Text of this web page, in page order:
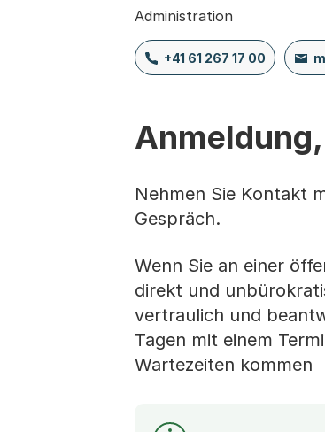
Administration
+41 61 267 17 00
Nehmen Sie Kontakt
Gespräch.
Wenn Sie an einer
direkt und
vertraulich und
Tagen mit einem
Wartezeiten kommen